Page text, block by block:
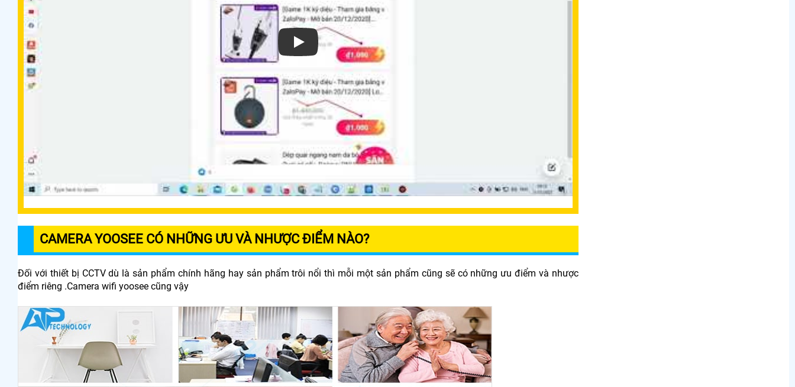
Xem video Lắp Camera Yoosee Giá Rẻ
CAMERA YOOSEE CÓ NHỮNG ƯU VÀ NHƯỢC ĐIỂM NÀO?
Đối với thiết bị CCTV dù là sản phẩm chính hãng hay sản phẩm trôi nổi thì mỗi một sản phẩm cũng sẽ có những ưu điểm và nhược
điểm riêng .Camera wifi yoosee cũng vậy